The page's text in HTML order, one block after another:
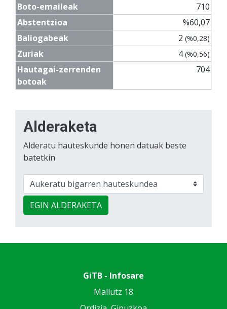
Boto-emaileak
710
Abstentzioa
%60,07
Baliogabeak
2 (%0,28)
Zuriak 4(%0,56)
Hautagai-zerrenden
botoak
704
Alderaketa
Alderatu hauteskunde honen datuak beste
batetkin
EGIN ALDERAKETA
GiTB - Infosare
Mallutz 18